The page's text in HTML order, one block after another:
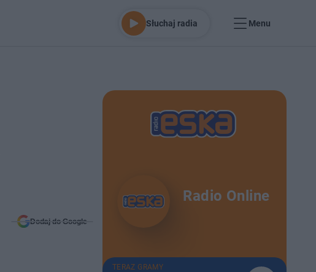
Słuchaj radia Menu
Dodaj do Google
Radio Online
TERAZ GRAMY